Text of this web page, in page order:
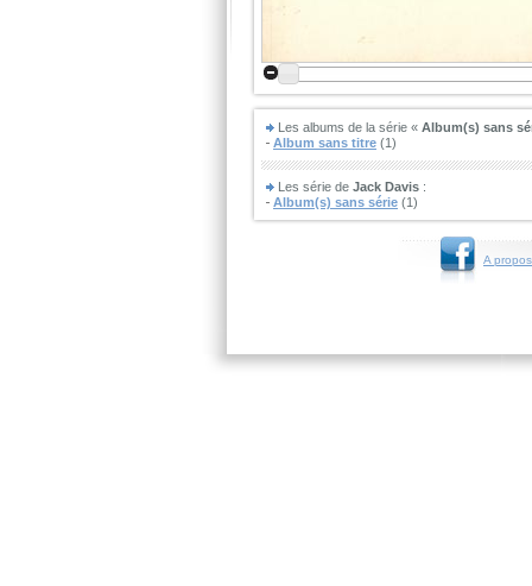
Les albums de la série « Album(s) sans
Album sans titre (1)
Les série de Jack Davis :
Album(s) sans série (1)
A